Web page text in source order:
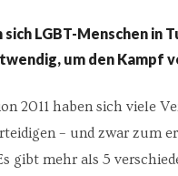
LGBT-Menschen in
um den Kampf
2011 haben sich viele
– und zwar zum
gibt mehr als 5